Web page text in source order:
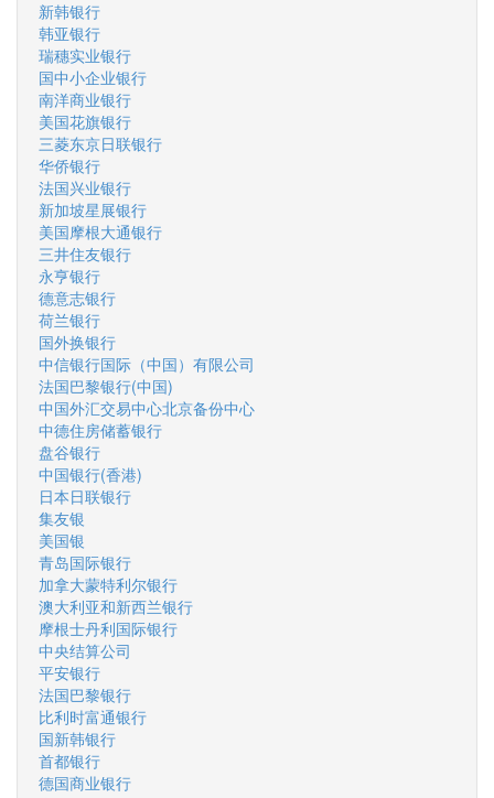
新韩银行
韩亚银行
瑞穗实业银行
国中小企业银行
南洋商业银行
美国花旗银行
三菱东京日联银行
华侨银行
法国兴业银行
新加坡星展银行
美国摩根大通银行
三井住友银行
永亨银行
德意志银行
荷兰银行
国外换银行
中信银行国际（中国）有限公司
法国巴黎银行(中国)
中国外汇交易中心北京备份中心
中德住房储蓄银行
盘谷银行
中国银行(香港)
日本日联银行
集友银
美国银
青岛国际银行
加拿大蒙特利尔银行
澳大利亚和新西兰银行
摩根士丹利国际银行
中央结算公司
平安银行
法国巴黎银行
比利时富通银行
国新韩银行
首都银行
德国商业银行